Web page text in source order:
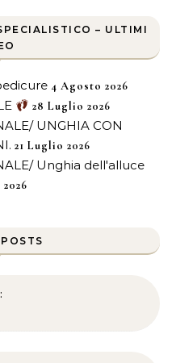
– ULTIMI
4 Agosto 2026
28 Luglio 2026
UNGHIA CON
21 Luglio 2026
Unghia dell'alluce